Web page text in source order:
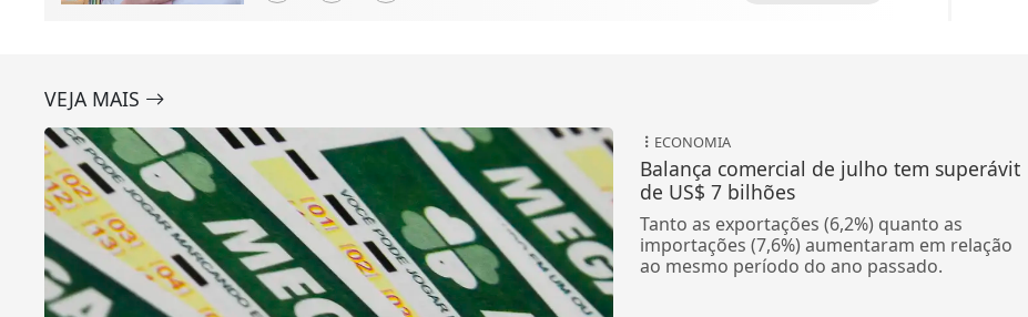
VEJA MAIS
ECONOMIA
Balança comercial de julho tem superávit
de US$ 7 bilhões
Tanto as exportações (6,2%) quanto as
importações (7,6%) aumentaram em relação
ao mesmo período do ano passado.